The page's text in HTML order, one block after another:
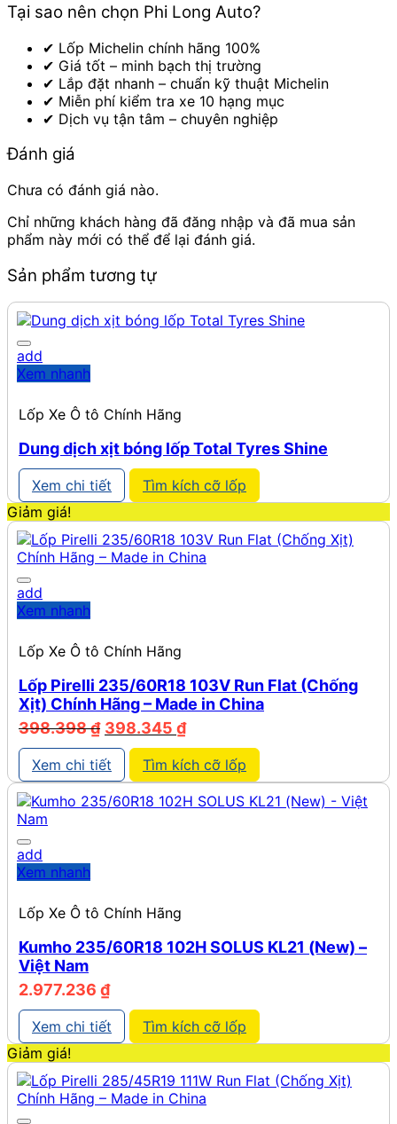
Tại sao nên chọn Phi Long Auto?
✔ Lốp Michelin chính hãng 100%
✔ Giá tốt – minh bạch thị trường
✔ Lắp đặt nhanh – chuẩn kỹ thuật Michelin
✔ Miễn phí kiểm tra xe 10 hạng mục
✔ Dịch vụ tận tâm – chuyên nghiệp
Đánh giá
Chưa có đánh giá nào.
Chỉ những khách hàng đã đăng nhập và đã mua sản
phẩm này mới có thể để lại đánh giá.
Sản phẩm tương tự
add
Xem nhanh
Lốp Xe Ô tô Chính Hãng
Dung dịch xịt bóng lốp Total Tyres Shine
Xem chi tiết
Tìm kích cỡ lốp
Giảm giá!
add
Xem nhanh
Lốp Xe Ô tô Chính Hãng
Lốp Pirelli 235/60R18 103V Run Flat (Chống
Xịt) Chính Hãng – Made in China
398.398₫ Giá
gốc
là:
398.398 ₫.
398.345 ₫Giá
hiện
tại
là:
398.345 ₫.
Xem chi tiết Tìm kích cỡ lốp
add
Xem nhanh
Lốp Xe Ô tô Chính Hãng
Kumho 235/60R18 102H SOLUS KL21 (New) –
Việt Nam
2.977.236 ₫
Xem chi tiết
Tìm kích cỡ lốp
Giảm giá!